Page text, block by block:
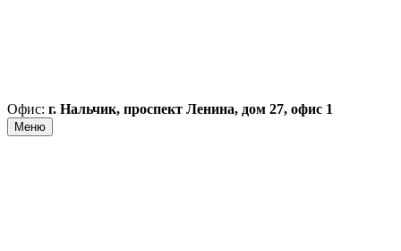
Офис: г. Нальчик, проспект Ленина, дом 27, офис 1
Меню